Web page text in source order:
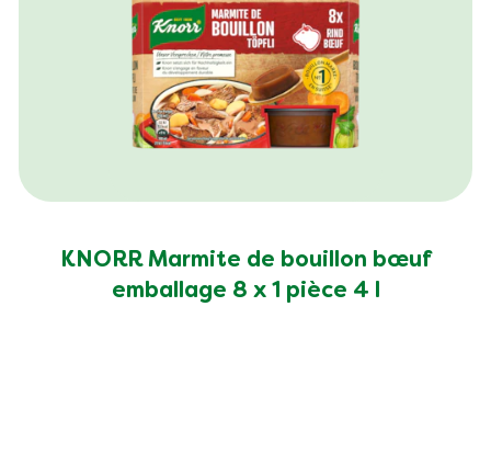
KNORR Marmite de bouillon bœuf
emballage 8 x 1 pièce 4 l